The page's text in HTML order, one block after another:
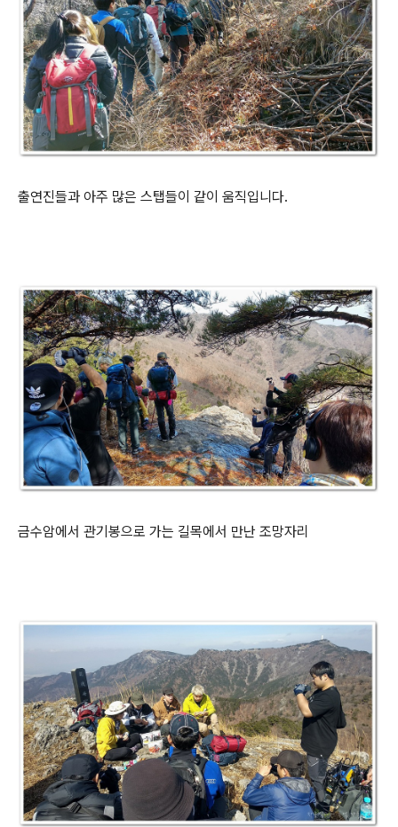
출연진들과 아주 많은 스탭들이 같이 움직입니다.
금수암에서 관기봉으로 가는 길목에서 만난 조망자리